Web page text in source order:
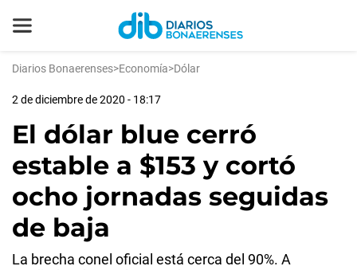
Diarios Bonaerenses>Economía>Dólar
2 de diciembre de 2020 - 18:17
El dólar blue cerró
estable a $153 y cortó
ocho jornadas seguidas
de baja
La brecha conel oficial está cerca del 90%. A